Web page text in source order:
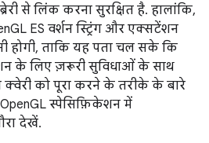
से लिंक करना सुरक्षित है. हालांकि,
ES वर्शन स्ट्रिंग और एक्सटेंशन
होगी, ताकि यह पता चल सके कि
के लिए ज़रूरी सुविधाओं के साथ
क्वेरी को पूरा करने के तरीके के बारे
स्पेसिफ़िकेशन में
देखें.